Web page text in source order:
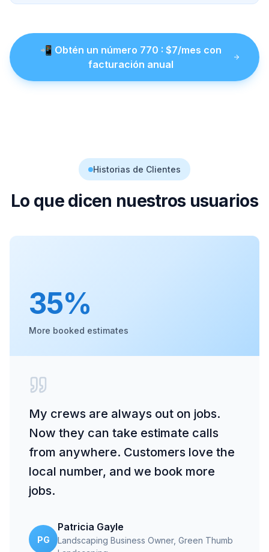
📲 Obtén un número 770 : $7/mes con
facturación anual
Historias de Clientes
Lo que dicen nuestros usuarios
35%
More booked estimates
My crews are always out on jobs.
Now they can take estimate calls
from anywhere. Customers love the
local number, and we book more
jobs.
PG
Patricia Gayle
Landscaping Business Owner, Green Thumb